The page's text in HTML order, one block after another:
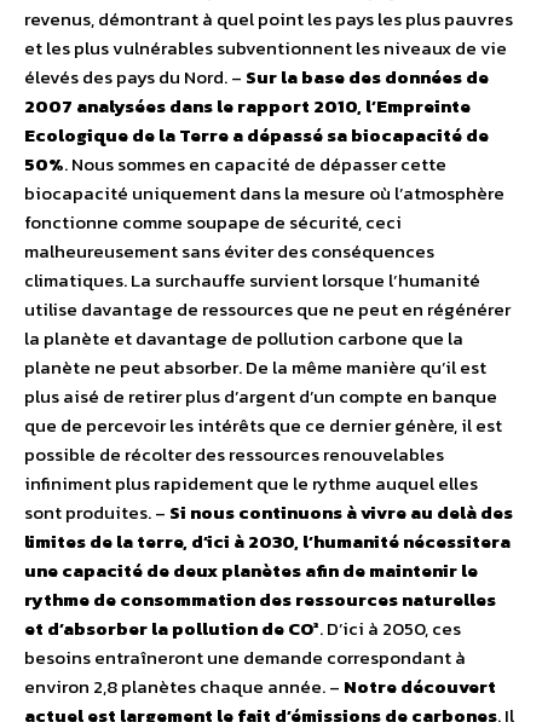
revenus, démontrant à quel point les pays les plus pauvres
et les plus vulnérables subventionnent les niveaux de vie
élevés des pays du Nord. – Sur la base des données de
2007 analysées dans le rapport 2010, l’Empreinte
Ecologique de la Terre a dépassé sa biocapacité de
50%. Nous sommes en capacité de dépasser cette
biocapacité uniquement dans la mesure où l’atmosphère
fonctionne comme soupape de sécurité, ceci
malheureusement sans éviter des conséquences
climatiques. La surchauffe survient lorsque l’humanité
utilise davantage de ressources que ne peut en régénérer
la planète et davantage de pollution carbone que la
planète ne peut absorber. De la même manière qu’il est
plus aisé de retirer plus d’argent d’un compte en banque
que de percevoir les intérêts que ce dernier génère, il est
possible de récolter des ressources renouvelables
infiniment plus rapidement que le rythme auquel elles
sont produites. – Si nous continuons à vivre au delà des
limites de la terre, d’ici à 2030, l’humanité nécessitera
une capacité de deux planètes afin de maintenir le
rythme de consommation des ressources naturelles
et d’absorber la pollution de CO². D’ici à 2050, ces
besoins entraîneront une demande correspondant à
environ 2,8 planètes chaque année. – Notre découvert
actuel est largement le fait d’émissions de carbones. Il